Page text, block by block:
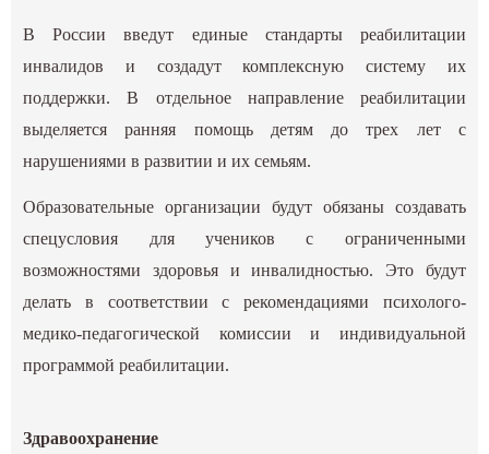
В России введут единые стандарты реабилитации
инвалидов и создадут комплексную систему их
поддержки. В отдельное направление реабилитации
выделяется ранняя помощь детям до трех лет с
нарушениями в развитии и их семьям.
Образовательные организации будут обязаны создавать
спецусловия для учеников с ограниченными
возможностями здоровья и инвалидностью. Это будут
делать в соответствии с рекомендациями психолого-
медико-педагогической комиссии и индивидуальной
программой реабилитации.
Здравоохранение